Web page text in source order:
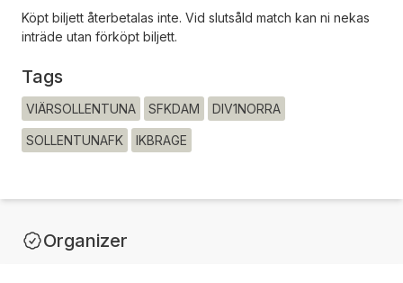
Köpt biljett återbetalas inte. Vid slutsåld match kan ni nekas
inträde utan förköpt biljett.
Tags
VIÄRSOLLENTUNA SFKDAM DIV1NORRA
SOLLENTUNAFK IKBRAGE
Organizer